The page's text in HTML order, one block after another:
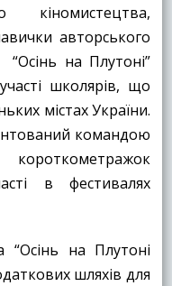
кіномистецтва,
авторського
“Осінь на Плутоні”
школярів, що
містах України.
командою
в фестивалях
“Осінь на Плутоні
шляхів для